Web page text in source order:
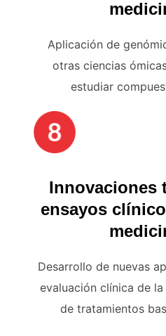
Aplicación de
otras ciencias
estudiar
Innovaciones
ensayos
Desarrollo de nuevas
evaluación clínica de
de tratamientos